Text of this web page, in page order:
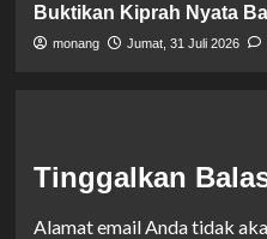
Buktikan Kiprah Nyata
monang Jumat, 31 Juli 2026
Tinggalkan
Alamat email Anda tidak